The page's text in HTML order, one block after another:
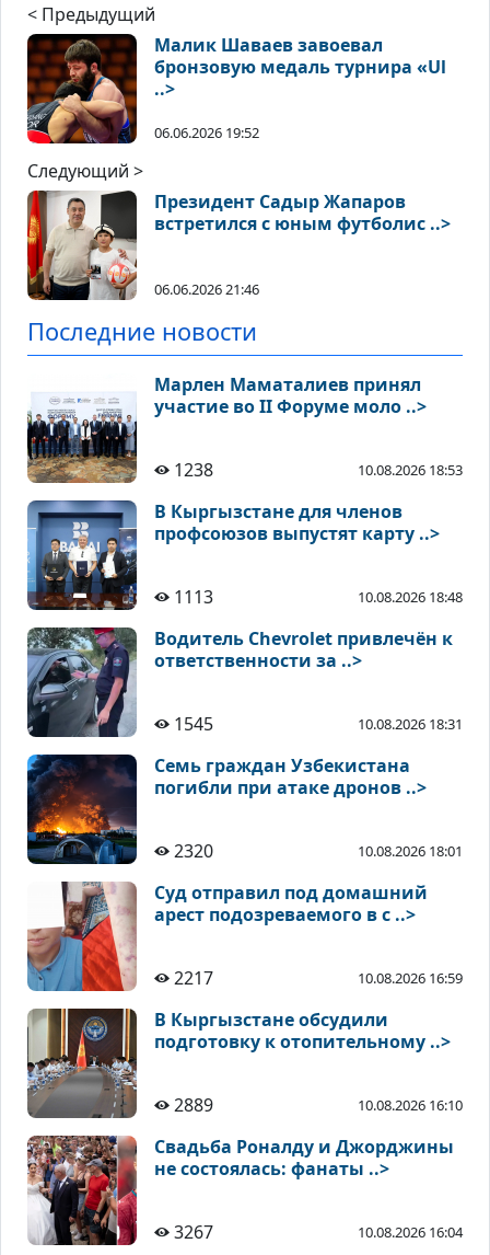
< Предыдущий
Малик Шаваев завоевал
бронзовую медаль турнира «Ul
..>
06.06.2026 19:52
Следующий >
Президент Садыр Жапаров
встретился с юным футболис ..>
06.06.2026 21:46
Последние новости
Марлен Маматалиев принял
участие во II Форуме моло ..>
1238 10.08.2026 18:53
В Кыргызстане для членов
профсоюзов выпустят карту ..>
1113 10.08.2026 18:48
Водитель Chevrolet привлечён к
ответственности за ..>
1545 10.08.2026 18:31
Семь граждан Узбекистана
погибли при атаке дронов ..>
2320 10.08.2026 18:01
Суд отправил под домашний
арест подозреваемого в с ..>
2217 10.08.2026 16:59
В Кыргызстане обсудили
подготовку к отопительному ..>
2889 10.08.2026 16:10
Свадьба Роналду и Джорджины
не состоялась: фанаты ..>
3267 10.08.2026 16:04